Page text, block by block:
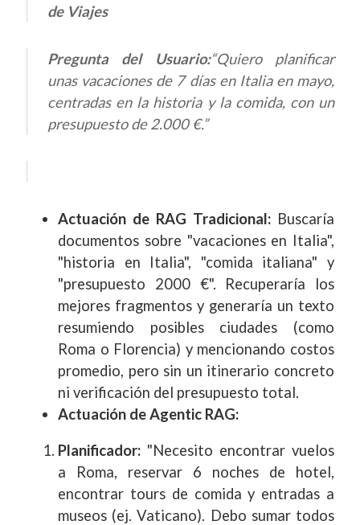
de Viajes
Pregunta del Usuario:“Quiero planificar
unas vacaciones de 7 días en Italia en mayo,
centradas en la historia y la comida, con un
presupuesto de 2.000 €.”
Actuación de RAG Tradicional: Buscaría
documentos sobre "vacaciones en Italia",
"historia en Italia", "comida italiana" y
"presupuesto 2000 €". Recuperaría los
mejores fragmentos y generaría un texto
resumiendo posibles ciudades (como
Roma o Florencia) y mencionando costos
promedio, pero sin un itinerario concreto
ni verificación del presupuesto total.
Actuación de Agentic RAG:
Planificador: "Necesito encontrar vuelos
a Roma, reservar 6 noches de hotel,
encontrar tours de comida y entradas a
museos (ej. Vaticano). Debo sumar todos